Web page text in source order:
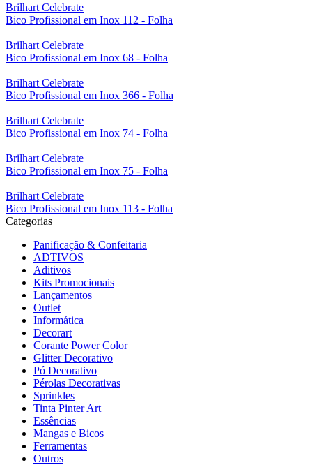
Brilhart Celebrate
Bico Profissional em Inox 112 - Folha
Brilhart Celebrate
Bico Profissional em Inox 68 - Folha
Brilhart Celebrate
Bico Profissional em Inox 366 - Folha
Brilhart Celebrate
Bico Profissional em Inox 74 - Folha
Brilhart Celebrate
Bico Profissional em Inox 75 - Folha
Brilhart Celebrate
Bico Profissional em Inox 113 - Folha
Categorias
Panificação & Confeitaria
ADTIVOS
Aditivos
Kits Promocionais
Lançamentos
Outlet
Informática
Decorart
Corante Power Color
Glitter Decorativo
Pó Decorativo
Pérolas Decorativas
Sprinkles
Tinta Pinter Art
Essências
Mangas e Bicos
Ferramentas
Outros